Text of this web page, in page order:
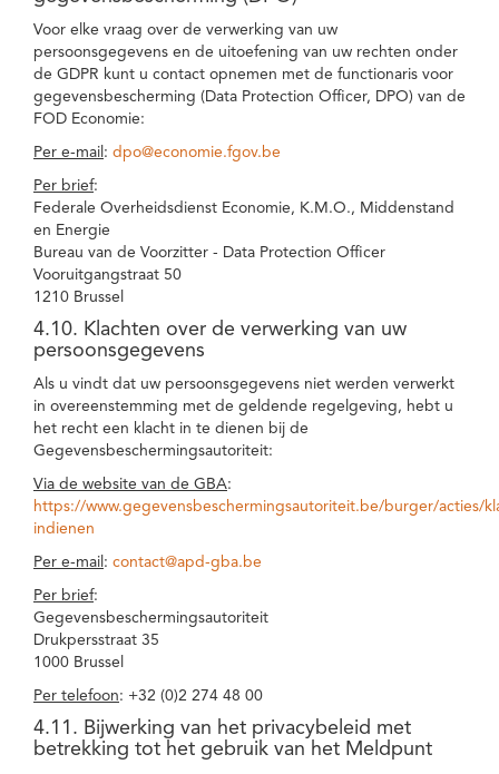
Voor elke vraag over de verwerking van uw
persoonsgegevens en de uitoefening van uw rechten onder
de GDPR kunt u contact opnemen met de functionaris voor
gegevensbescherming (Data Protection Officer, DPO) van de
FOD Economie:
Per e-mail : dpo@economie.fgov.be
Per brief:
Federale Overheidsdienst Economie, K.M.O., Middenstand
en Energie
Bureau van de Voorzitter - Data Protection Officer
Vooruitgangstraat 50
1210 Brussel
4.10. Klachten over de verwerking van uw
persoonsgegevens
Als u vindt dat uw persoonsgegevens niet werden verwerkt
in overeenstemming met de geldende regelgeving, hebt u
het recht een klacht in te dienen bij de
Gegevensbeschermingsautoriteit:
Via de website van de GBA:
https://www.gegevensbeschermingsautoriteit.be/burger/acties/
indienen
Per e-mail : contact@apd-gba.be
Per brief:
Gegevensbeschermingsautoriteit
Drukpersstraat 35
1000 Brussel
Per telefoon: +32 (0)2 274 48 00
4.11. Bijwerking van het privacybeleid met
betrekking tot het gebruik van het Meldpunt